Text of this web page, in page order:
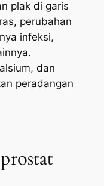
plak di garis
perubahan
infeksi,
dan
peradangan